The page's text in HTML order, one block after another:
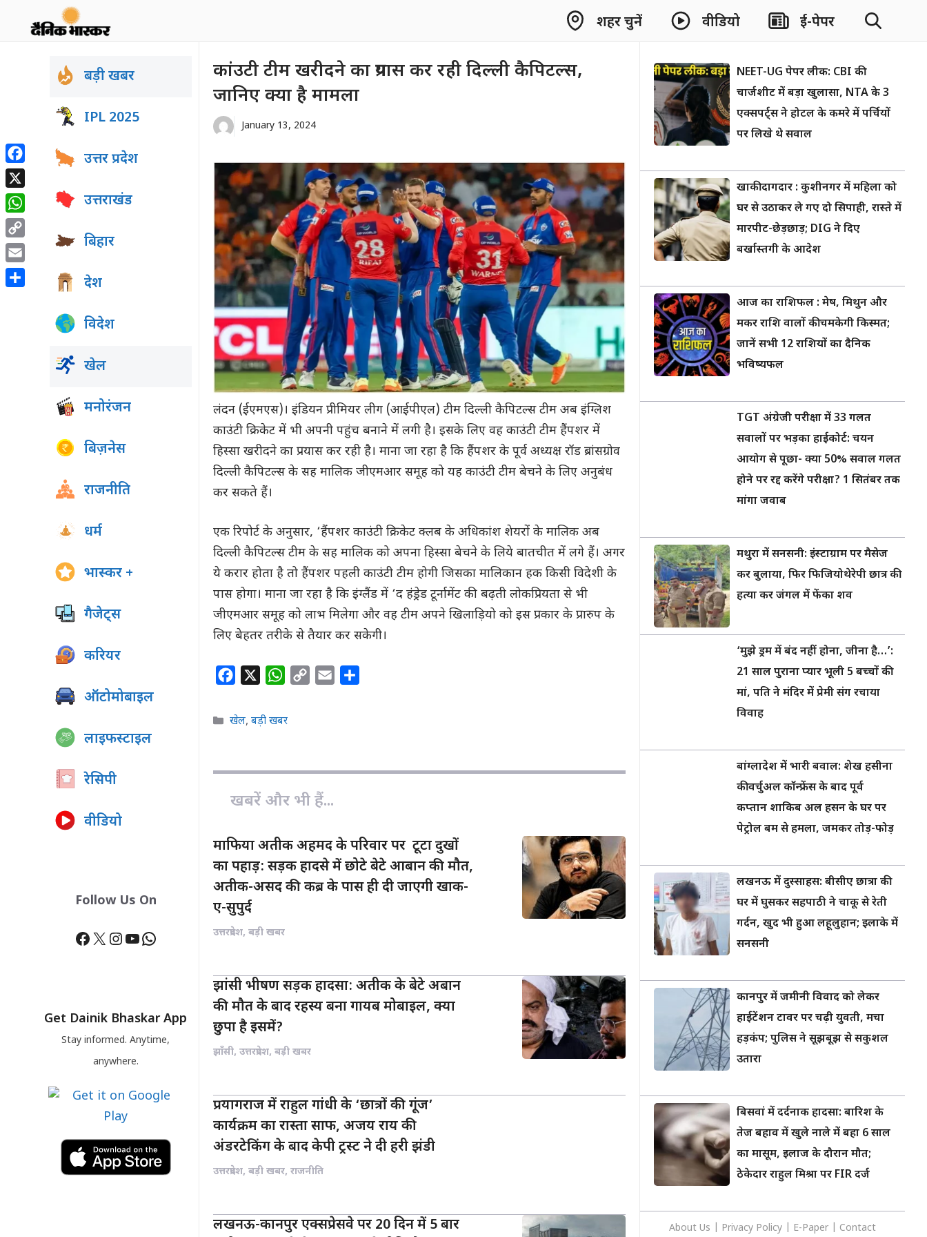
शहर चुनें वीडियो ई-पेपर
कांउटी टीम खरीदने का प्रयास कर रही दिल्ली कैपिटल्स,
जानिए क्या है मामला
January 13, 2024
लंदन (ईएमएस)। इंडियन प्रीमियर लीग (आईपीएल) टीम दिल्ली कैपिटल्स टीम अब इंग्लिश
काउंटी क्रिकेट में भी अपनी पहुंच बनाने में लगी है। इसके लिए वह काउंटी टीम हैंपशर में
हिस्सा खरीदने का प्रयास कर रही है। माना जा रहा है कि हैंपशर के पूर्व अध्यक्ष रॉड ब्रांसग्रोव
दिल्ली कैपिटल्स के सह मालिक जीएमआर समूह को यह काउंटी टीम बेचने के लिए अनुबंध
कर सकते हैं।
एक रिपोर्ट के अनुसार, ‘हैंपशर काउंटी क्रिकेट क्लब के अधिकांश शेयरों के मालिक अब
दिल्ली कैपिटल्स टीम के सह मालिक को अपना हिस्सा बेचने के लिये बातचीत में लगे हैं। अगर
ये करार होता है तो हैंपशर पहली काउंटी टीम होगी जिसका मालिकान हक किसी विदेशी के
पास होगा। माना जा रहा है कि इंग्लैंड में ‘द हंड्रेड टूर्नामेंट की बढ़ती लोकप्रियता से भी
जीएमआर समूह को लाभ मिलेगा और वह टीम अपने खिलाड़ियो को इस प्रकार के प्रारुप के
लिए बेहतर तरीके से तैयार कर सकेगी।
c
o
k
W
a
A
p
i
Categories
खेल,बड़ी खबर
खबरें और भी हैं...
माफिया अतीक अहमद के परिवार पर टूटा दुखों
का पहाड़: सड़क हादसे में छोटे बेटे आबान की मौत,
अतीक-असद की कब्र के पास ही दी जाएगी खाक-
ए-सुपुर्द
उत्तरप्रदेश, बड़ी खबर
झांसी भीषण सड़क हादसा: अतीक के बेटे अबान
की मौत के बाद रहस्य बना गायब मोबाइल, क्या
छुपा है इसमें?
झाँसी, उत्तरप्रदेश, बड़ी खबर
प्रयागराज में राहुल गांधी के ‘छात्रों की गूंज’
कार्यक्रम का रास्ता साफ, अजय राय की
अंडरटेकिंग के बाद केपी ट्रस्ट ने दी हरी झंडी
उत्तरप्रदेश, बड़ी खबर, राजनीति
लखनऊ-कानपुर एक्सप्रेसवे पर 20 दिन में 5 बार
बड़ी खबर
IPL 2025
उत्तर प्रदेश
उत्तराखंड
बिहार
देश
विदेश
खेल
मनोरंजन
बिज़नेस
राजनीति
धर्म
भास्कर +
गैजेट्स
करियर
ऑटोमोबाइल
लाइफस्टाइल
रेसिपी
वीडियो
Follow Us On
Facebook
X Instagram
YouTube
WhatsApp
Get Dainik Bhaskar App
Stay informed. Anytime,
anywhere.
NEET-UG पेपर लीक: CBI की
चार्जशीट में बड़ा खुलासा, NTA के 3
एक्सपर्ट्स ने होटल के कमरे में पर्चियों
पर लिखे थे सवाल
खाकी दागदार : कुशीनगर में महिला को
घर से उठाकर ले गए दो सिपाही, रास्ते में
मारपीट-छेड़छाड़; DIG ने दिए
बर्खास्तगी के आदेश
आज का राशिफल : मेष, मिथुन और
मकर राशि वालों की चमकेगी किस्मत;
जानें सभी 12 राशियों का दैनिक
भविष्यफल
TGT अंग्रेजी परीक्षा में 33 गलत
सवालों पर भड़का हाईकोर्ट: चयन
आयोग से पूछा- क्या 50% सवाल गलत
होने पर रद्द करेंगे परीक्षा? 1 सितंबर तक
मांगा जवाब
मथुरा में सनसनी: इंस्टाग्राम पर मैसेज
कर बुलाया, फिर फिजियोथेरेपी छात्र की
हत्या कर जंगल में फेंका शव
‘मुझे ड्रम में बंद नहीं होना, जीना है…’:
21 साल पुराना प्यार भूली 5 बच्चों की
मां, पति ने मंदिर में प्रेमी संग रचाया
विवाह
बांग्लादेश में भारी बवाल: शेख हसीना
की वर्चुअल कॉन्फ्रेंस के बाद पूर्व
कप्तान शाकिब अल हसन के घर पर
पेट्रोल बम से हमला, जमकर तोड़-फोड़
लखनऊ में दुस्साहस: बीसीए छात्रा की
घर में घुसकर सहपाठी ने चाकू से रेती
गर्दन, खुद भी हुआ लहूलुहान; इलाके में
सनसनी
कानपुर में जमीनी विवाद को लेकर
हाईटेंशन टावर पर चढ़ी युवती, मचा
हड़कंप; पुलिस ने सूझबूझ से सकुशल
उतारा
बिसवां में दर्दनाक हादसा: बारिश के
तेज बहाव में खुले नाले में बहा 6 साल
का मासूम, इलाज के दौरान मौत;
ठेकेदार राहुल मिश्रा पर FIR दर्ज
About Us Privacy Policy E-Paper Contact
Facebook
X
WhatsApp
Copy
Link
Email